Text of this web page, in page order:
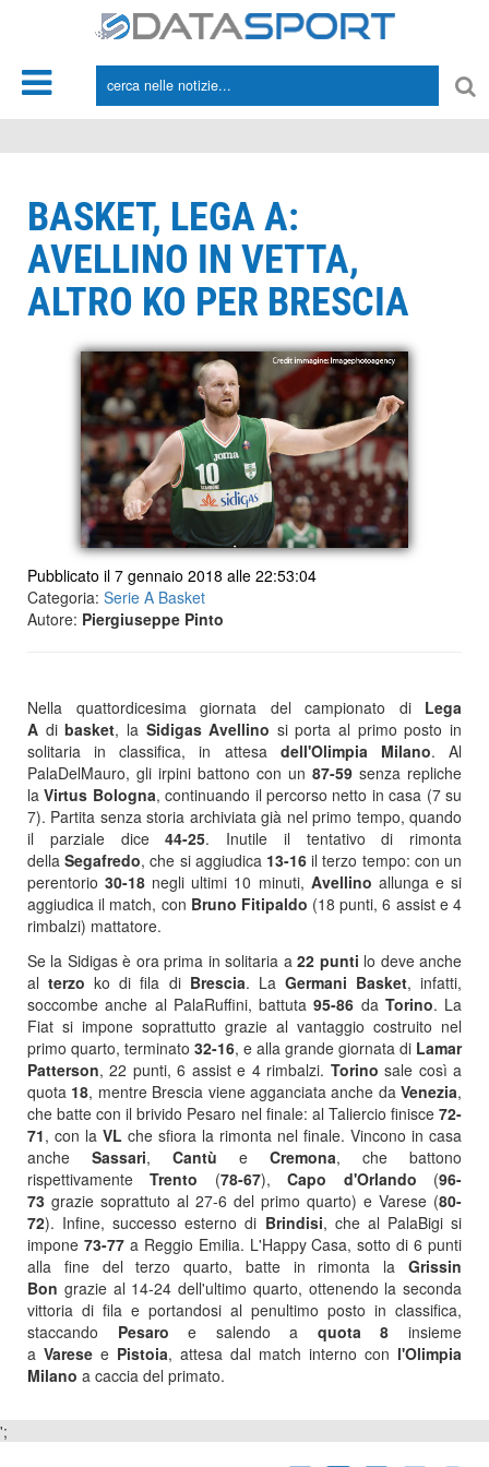
BASKET, LEGA A:
AVELLINO IN VETTA,
ALTRO KO PER BRESCIA
Pubblicato il 7 gennaio 2018 alle 22:53:04
Categoria: Serie A Basket
Autore: Piergiuseppe Pinto
Nella quattordicesima giornata del campionato di Lega
A dibasket, la Sidigas Avellino si porta al primo posto in
solitaria in classifica, in attesa dell'Olimpia Milano. Al
PalaDelMauro, gli irpini battono con un 87-59 senza repliche
laVirtus Bologna, continuando il percorso netto in casa (7 su
7). Partita senza storia archiviata già nel primo tempo, quando
il parziale dice44-25. Inutile il tentativo di rimonta
dellaSegafredo, che si aggiudica 13-16 il terzo tempo: con un
perentorio30-18 negli ultimi 10 minuti, Avellino allunga e si
aggiudica il match, con Bruno Fitipaldo (18 punti, 6 assist e 4
rimbalzi) mattatore.
Se la Sidigas è ora prima in solitaria a22 punti lo deve anche
alterzoko di fila di Brescia. La Germani Basket, infatti,
soccombe anche al PalaRuffini, battuta95-86 da Torino. La
Fiat si impone soprattutto grazie al vantaggio costruito nel
primo quarto, terminato 32-16, e alla grande giornata di Lamar
Patterson, 22 punti, 6 assist e 4 rimbalzi. Torinosale così a
quota 18, mentre Brescia viene agganciata anche da Venezia,
che batte con il brivido Pesaro nel finale: al Taliercio finisce 72-
71, con la VL che sfiora la rimonta nel finale. Vincono in casa
anche Sassari, Cantù e Cremona, che battono
rispettivamenteTrento (78-67),Capo d'Orlando (96-
73 grazie soprattuto al 27-6 del primo quarto) e Varese (80-
72). Infine, successo esterno di Brindisi, che al PalaBigi si
impone 73-77 a Reggio Emilia. L'Happy Casa, sotto di 6 punti
alla fine del terzo quarto, batte in rimonta la Grissin
Bon grazie al 14-24 dell'ultimo quarto, ottenendo la seconda
vittoria di fila e portandosi al penultimo posto in classifica,
staccando Pesaroe salendo a quota 8 insieme
a Varese e Pistoia, attesa dal match interno con l'Olimpia
Milano a caccia del primato.
';